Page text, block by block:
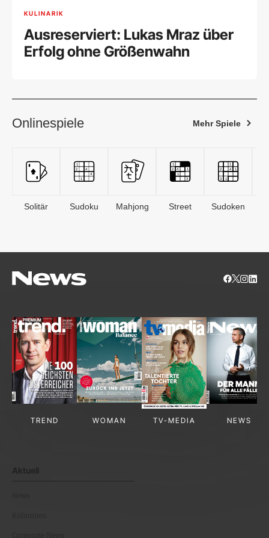
KULINARIK
Ausreserviert: Lukas Mraz über
Erfolg ohne Größenwahn
Onlinespiele Mehr Spiele
Solitär Sudoku Mahjong Street Sudoken
TREND WOMAN TV-MEDIA NEWS